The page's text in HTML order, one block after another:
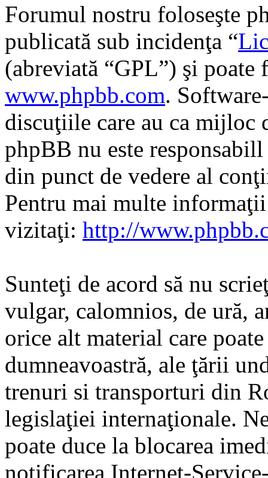
Forumul nostru foloseşte
publicată sub incidenţa “
(abreviată “GPL”) şi poate
www.phpbb.com.
discuţiile care au ca mijloc
phpBB nu este
din punct de vedere al
Pentru mai multe
vizitaţi: http://
Sunteţi de acord să nu
vulgar, calomnios, de ură,
orice alt material care
dumneavoastră, ale ţării
trenuri si transporturi din
legislaţiei internaţionale.
poate duce la blocarea
notificarea Internet-